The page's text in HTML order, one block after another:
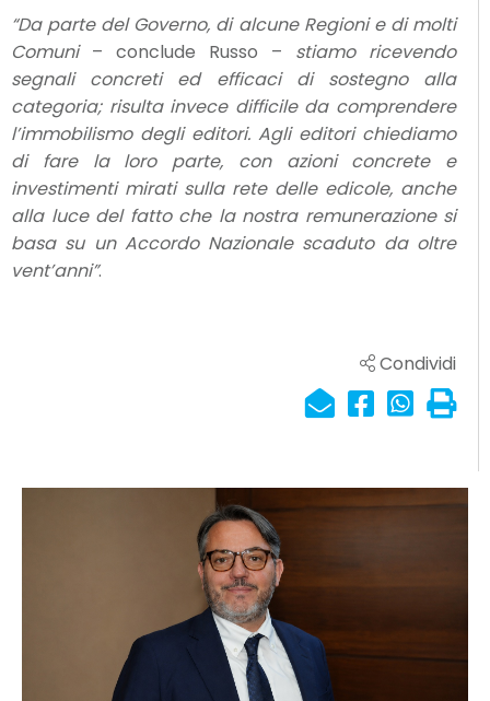
“Da parte del Governo, di alcune Regioni e di molti
Comuni – conclude Russo – stiamo ricevendo
segnali concreti ed efficaci di sostegno alla
categoria; risulta invece difficile da comprendere
l’immobilismo degli editori. Agli editori chiediamo
di fare la loro parte, con azioni concrete e
investimenti mirati sulla rete delle edicole, anche
alla luce del fatto che la nostra remunerazione si
basa su un Accordo Nazionale scaduto da oltre
vent’anni”.
Condividi